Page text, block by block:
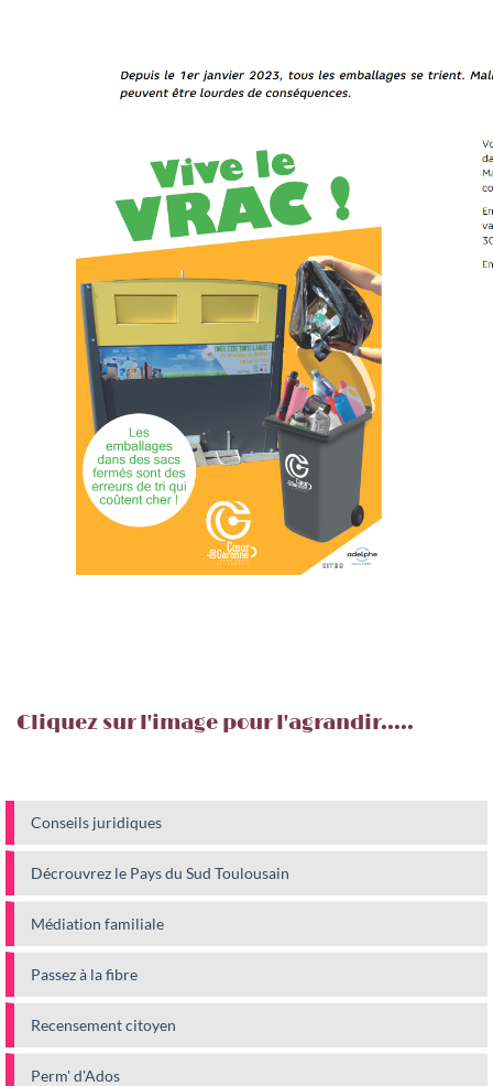
Cliquez sur l'image pour l'agrandir.....
Conseils juridiques
Décrouvrez le Pays du Sud Toulousain
Médiation familiale
Passez à la fibre
Recensement citoyen
Perm' d'Ados